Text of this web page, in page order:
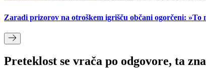
Zaradi prizorov na otroškem igrišču občani ogorčeni: »To
Preteklost se vrača po odgovore, ta